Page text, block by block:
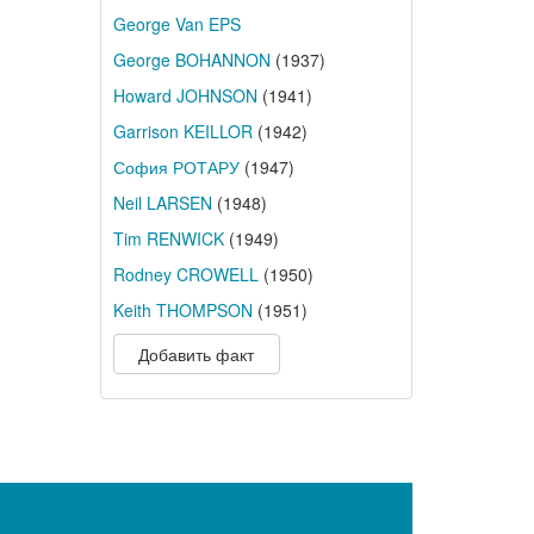
George Van EPS
George BOHANNON (1937)
Howard JOHNSON (1941)
Garrison KEILLOR(1942)
София РОТАРУ(1947)
Neil LARSEN (1948)
Tim RENWICK(1949)
Rodney CROWELL(1950)
Keith THOMPSON (1951)
Добавить факт